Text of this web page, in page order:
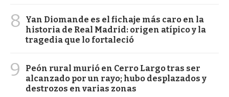
8
Yan Diomande es el fichaje más caro en la
historia de Real Madrid: origen atípico y la
tragedia que lo fortaleció
9
Peón rural murió en Cerro Largo tras ser
alcanzado por un rayo; hubo desplazados y
destrozos en varias zonas